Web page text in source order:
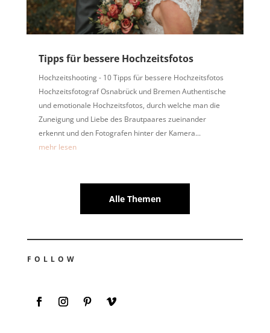
Tipps für bessere Hochzeitsfotos
Hochzeitshooting - 10 Tipps für bessere Hochzeitsfotos
Hochzeitsfotograf Osnabrück und Bremen Authentische
und emotionale Hochzeitsfotos, durch welche man die
Zuneigung und Liebe des Brautpaares zueinander
erkennt und den Fotografen hinter der Kamera...
mehr lesen
Alle Themen
FOLLOW